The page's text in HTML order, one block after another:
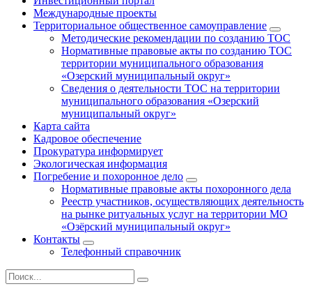
Международные проекты
Территориальное общественное самоуправление
Методические рекомендации по созданию ТОС
Нормативные правовые акты по созданию ТОС
территории муниципального образования
«Озерский муниципальный округ»
Сведения о деятельности ТОС на территории
муниципального образования «Озерский
муниципальный округ»
Карта сайта
Кадровое обеспечение
Прокуратура информирует
Экологическая информация
Погребение и похоронное дело
Нормативные правовые акты похоронного дела
Реестр участников, осуществляющих деятельность
на рынке ритуальных услуг на территории МО
«Озёрский муниципальный округ»
Контакты
Телефонный справочник